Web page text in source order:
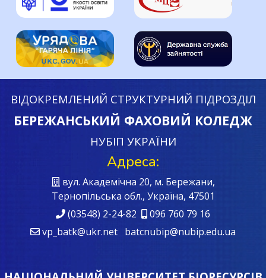
ВІДОКРЕМЛЕНИЙ СТРУКТУРНИЙ ПІДРОЗДІЛ
БЕРЕЖАНСЬКИЙ ФАХОВИЙ КОЛЕДЖ
НУБІП УКРАЇНИ
Адреса:
вул. Академічна 20, м. Бережани,
Тернопільська обл., Україна, 47501
(03548) 2-24-82
096 760 79 16
vp_batk@ukr.net batcnubip@nubip.edu.ua